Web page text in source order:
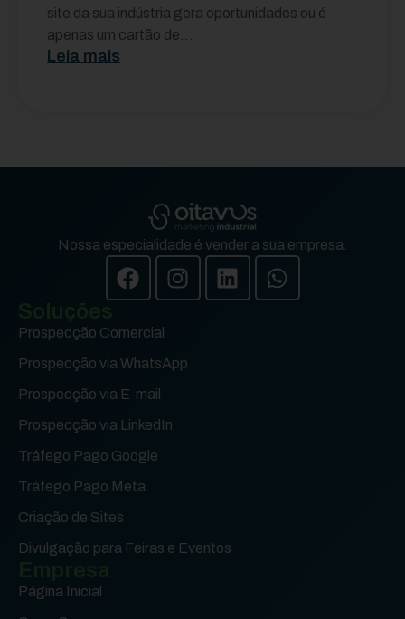
site da sua indústria gera oportunidades ou é
apenas um cartão de...
Leia mais
Nossa especialidade é vender a sua empresa.
Prospecção Comercial
Prospecção via WhatsApp
Prospecção via E-mail
Prospecção via LinkedIn
Tráfego Pago Google
Tráfego Pago Meta
Criação de Sites
Divulgação para Feiras e Eventos
Página Inicial